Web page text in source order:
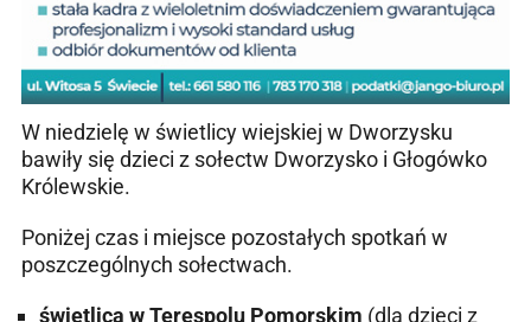
W niedzielę w świetlicy wiejskiej w Dworzysku
bawiły się dzieci z sołectw Dworzysko i Głogówko
Królewskie.
Poniżej czas i miejsce pozostałych spotkań w
poszczególnych sołectwach.
świetlica w Terespolu Pomorskim (dla dzieci z